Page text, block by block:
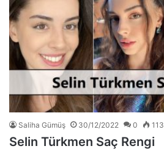
Saliha Gümüş 30/12/2022 0 113
Selin Türkmen Saç Rengi